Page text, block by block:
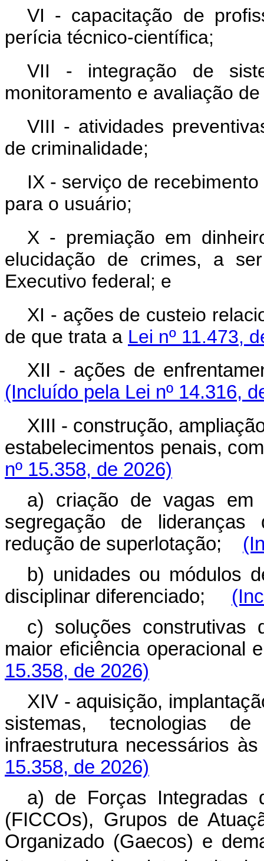
VI - capacitação de
perícia técnico-científica;
VII - integração de
monitoramento e avaliação
VIII - atividades
de criminalidade;
IX - serviço de
para o usuário;
X - premiação em
elucidação de crimes, a
Executivo federal; e
XI - ações de custeio
de que trata a Lei nº 11.473,
XII - ações de
(Incluído pela Lei nº 14.316,
XIII - construção,
estabelecimentos penais,
nº 15.358, de 2026)
a) criação de vagas em
segregação de
redução de superlotação;
b) unidades ou módulos
disciplinar diferenciado;
c) soluções construtivas
maior eficiência
15.358, de 2026)
XIV - aquisição,
sistemas, tecnologias
infraestrutura
15.358, de 2026)
a) de Forças Integradas
(FICCOs), Grupos de
Organizado (Gaecos) e